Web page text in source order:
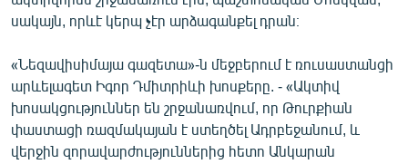
սակայն, որևէ կերպ չէր արձագանքել դրան։
«Նեզավիսիմայա գազետա»-ն մեջբերում է ռուսաստանցի
արևելագետ Իգոր Դմիտրիևի խոսքերը. - «Ակտիվ
խոսակցություններ են շրջանառվում, որ Թուրքիան
փաստացի ռազմակայան է ստեղծել Ադրբեջանում, և
վերջին զորավարժություններից հետո Անկարան